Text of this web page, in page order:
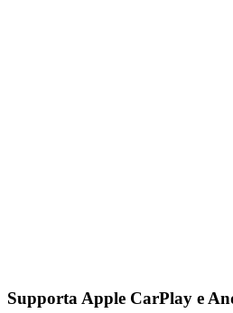
Supporta Apple CarPlay e